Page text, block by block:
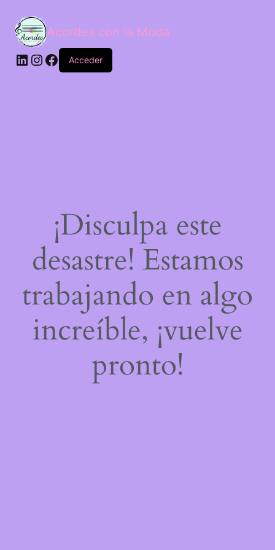
Acordes con la Moda
Acceder
¡Disculpa este
desastre! Estamos
trabajando en algo
increíble, ¡vuelve
pronto!